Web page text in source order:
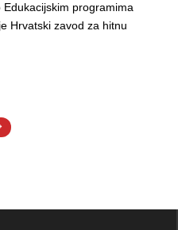
programima
Hrvatski zavod za hitnu